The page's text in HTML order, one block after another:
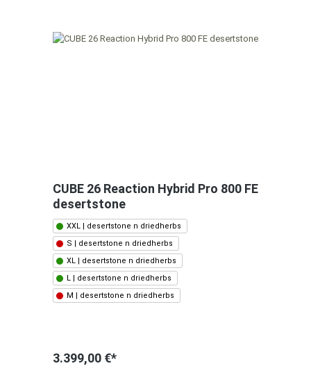
CUBE 26 Reaction Hybrid Pro 800 FE
desertstone
XXL | desertstone n driedherbs
S | desertstone n driedherbs
XL | desertstone n driedherbs
L | desertstone n driedherbs
M | desertstone n driedherbs
3.399,00 €*